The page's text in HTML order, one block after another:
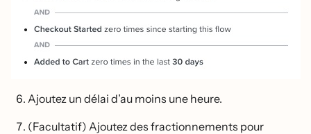
Ajoutez un délai d’au moins une heure.
(Facultatif) Ajoutez des fractionnements pour